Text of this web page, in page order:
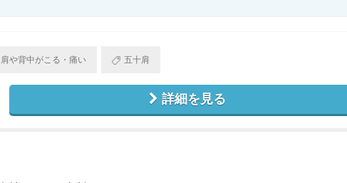
肩や背中がこる・痛い 五十肩
詳細を見る